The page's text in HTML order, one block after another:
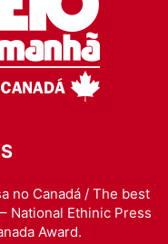
no Canadá / The best
National Ethinic Press
Award.